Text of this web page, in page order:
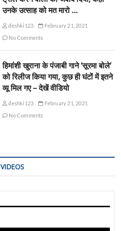
उनके उत्साह को मत मारो …
deshki123
February 21, 2021
No Comments
हिमांशी खुराना के पंजाबी गाने ‘सूरमा बोले’
को रिलीज किया गया, कुछ ही घंटों में इतने
व्यू मिल गए – देखें वीडियो
deshki123
February 21, 2021
No Comments
VIDEOS